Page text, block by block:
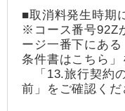
■取消料発生時期
※コース番号92Z
ージ一番下にあ
条件書はこちら」
「13.旅行契約
前」をご確認くだ